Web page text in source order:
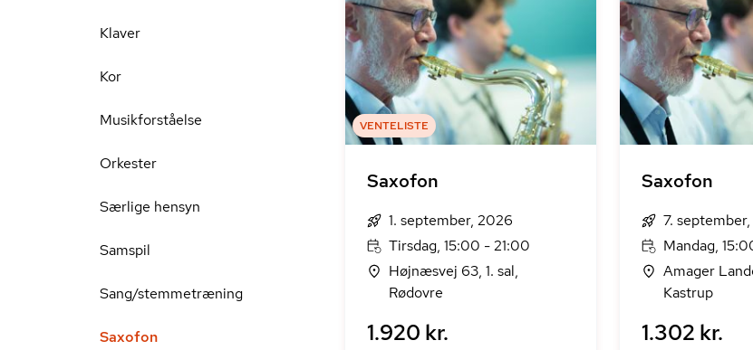
Klaver
Kor
Musikforståelse
Orkester
Særlige hensyn
Samspil
Sang/stemmetræning
Saxofon
VENTELISTE
Saxofon
1. september, 2026
Tirsdag, 15:00 - 21:00
Højnæsvej 63, 1. sal,
Rødovre
1.920 kr.
Saxofon
7.
Mandag,
Amager
Kastrup
1.302 kr.